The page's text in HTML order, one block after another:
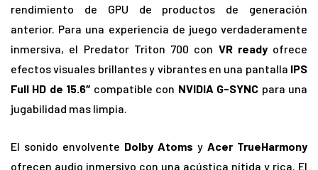
rendimiento de GPU de productos de generación
anterior. Para una experiencia de juego verdaderamente
inmersiva, el Predator Triton 700 con VR readyofrece
efectos visuales brillantes y vibrantes en una pantalla IPS
Full HD de 15.6″ compatible con NVIDIA G-SYNC para una
jugabilidad mas limpia.
El sonido envolvente Dolby Atoms y Acer TrueHarmony
ofrecen audio inmersivo con una acústica nítida y rica. El